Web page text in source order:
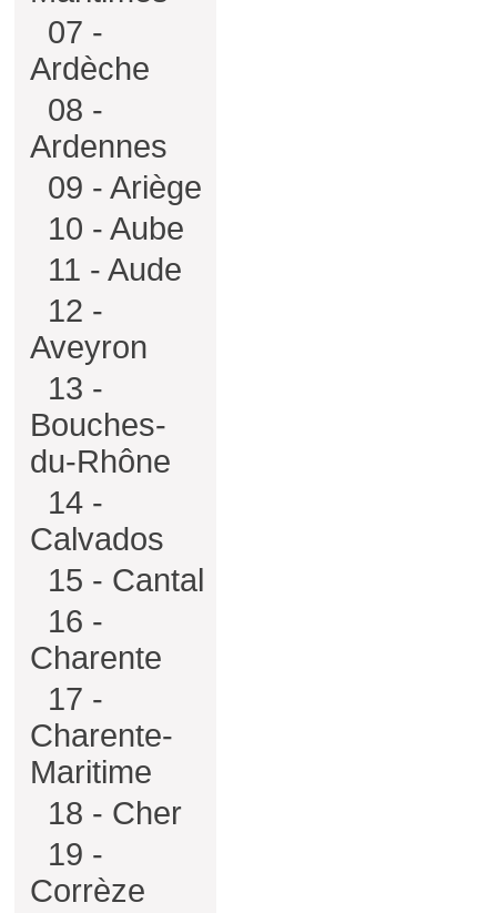
07 -
Ardèche
08 -
Ardennes
09 - Ariège
10 - Aube
11 - Aude
12 -
Aveyron
13 -
Bouches-
du-Rhône
14 -
Calvados
15 - Cantal
16 -
Charente
17 -
Charente-
Maritime
18 - Cher
19 -
Corrèze